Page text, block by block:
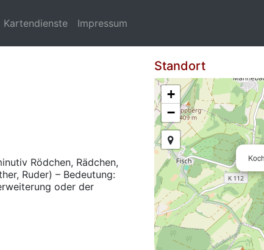
Kartendienste Impressum
Rödchen, Rädchen,
Ruder) – Bedeutung:
oder der
Standort
+
−